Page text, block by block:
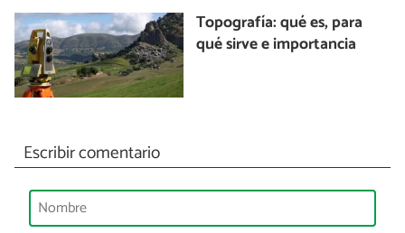
Topografía: qué es, para
qué sirve e importancia
Escribir comentario